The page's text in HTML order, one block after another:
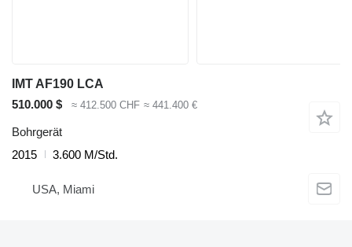
IMT AF190 LCA
510.000 $
≈ 412.500 CHF ≈ 441.400 €
Bohrgerät
2015
3.600 M/Std.
USA, Miami